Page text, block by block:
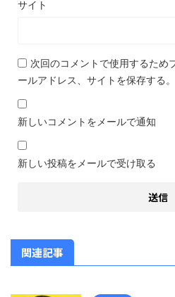
サイト
次回のコメントで使用するため
ールアドレス、サイトを保存する。
新しいコメントをメールで通知
新しい投稿をメールで受け取る
関連記事